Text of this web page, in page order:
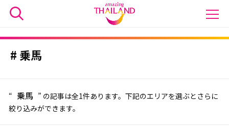
乗馬
“ 乗馬 ” の記事は全1件あります。下記のエリアを選ぶとさらに
絞り込みができます。